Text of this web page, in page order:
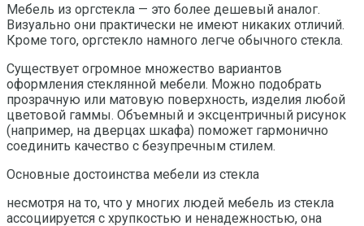
Мебель из оргстекла — это более дешевый аналог.
Визуально они практически не имеют никаких отличий.
Кроме того, оргстекло намного легче обычного стекла.
Существует огромное множество вариантов
оформления стеклянной мебели. Можно подобрать
прозрачную или матовую поверхность, изделия любой
цветовой гаммы. Объемный и эксцентричный рисунок
(например, на дверцах шкафа) поможет гармонично
соединить качество с безупречным стилем.
Основные достоинства мебели из стекла
несмотря на то, что у многих людей мебель из стекла
ассоциируется с хрупкостью и ненадежностью, она